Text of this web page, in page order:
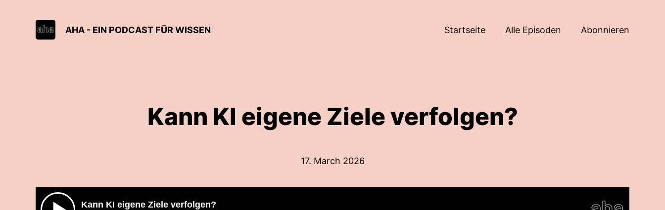
AHA - EIN PODCAST FÜR WISSEN Startseite Alle Episoden Abonnieren
Kann KI eigene Ziele verfolgen?
17. March 2026
Kann KI eigene Ziele verfolgen?